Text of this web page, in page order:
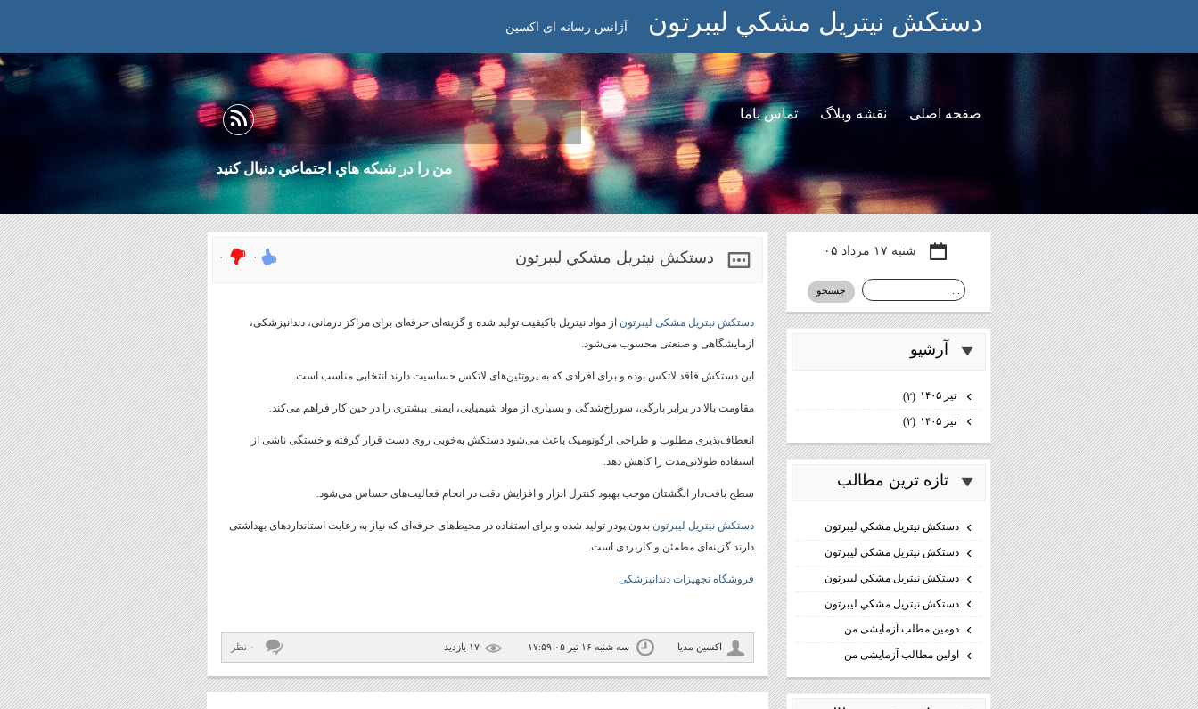
دستكش نيتريل مشكي ليبرتون آژانس رسانه ای اکسین
صفحه اصلی نقشه وبلاگ تماس باما
من را در شبكه هاي اجتماعي دنبال كنيد
دستكش نيتريل مشكي ليبرتون ۰ ۰
دستکش نیتریل مشکی لیبرتون از مواد نیتریل باکیفیت تولید شده و گزینه‌ای حرفه‌ای برای مراکز درمانی، دندانپزشکی،
آزمایشگاهی و صنعتی محسوب می‌شود.
این دستکش فاقد لاتکس بوده و برای افرادی که به پروتئین‌های لاتکس حساسیت دارند انتخابی مناسب است.
مقاومت بالا در برابر پارگی، سوراخ‌شدگی و بسیاری از مواد شیمیایی، ایمنی بیشتری را در حین کار فراهم می‌کند.
انعطاف‌پذیری مطلوب و طراحی ارگونومیک باعث می‌شود دستکش به‌خوبی روی دست قرار گرفته و خستگی ناشی از
استفاده طولانی‌مدت را کاهش دهد.
سطح بافت‌دار انگشتان موجب بهبود کنترل ابزار و افزایش دقت در انجام فعالیت‌های حساس می‌شود.
دستکش نیتریل لیبرتون بدون پودر تولید شده و برای استفاده در محیط‌های حرفه‌ای که نیاز به رعایت استانداردهای بهداشتی
دارند گزینه‌ای مطمئن و کاربردی است.
فروشگاه تجهیزات دندانپزشکی
اکسین مدیا سه شنبه ۱۶ تیر ۰۵ ۱۷:۵۹ ۰ نظر
شنبه ۱۷ مرداد ۰۵
آرشيو
تیر ۱۴۰۵
(۲)
تیر ۱۴۰۵
(۲)
تازه ترين مطالب
دستكش نيتريل مشكي ليبرتون
دستكش نيتريل مشكي ليبرتون
دستكش نيتريل مشكي ليبرتون
دستكش نيتريل مشكي ليبرتون
دومین مطلب آزمایشی من
اولین مطالب آزمایشی من